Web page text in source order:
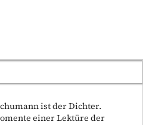
ist der Dichter.
einer Lektüre der